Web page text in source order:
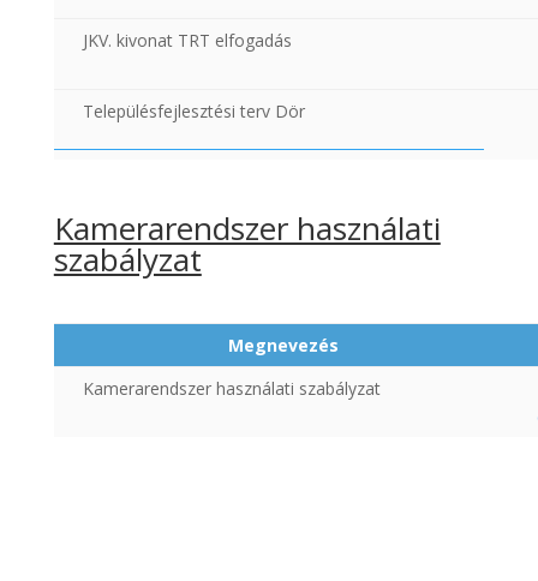
JKV. kivonat TRT elfogadás
Településfejlesztési terv Dör
Kamerarendszer használati
szabályzat
Megnevezés
Kamerarendszer használati szabályzat